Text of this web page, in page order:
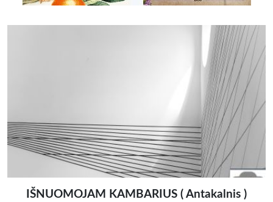
IŠNUOMOJAM KAMBARIUS ( Antakalnis )